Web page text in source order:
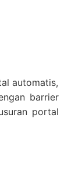
automatis,
barrier
portal